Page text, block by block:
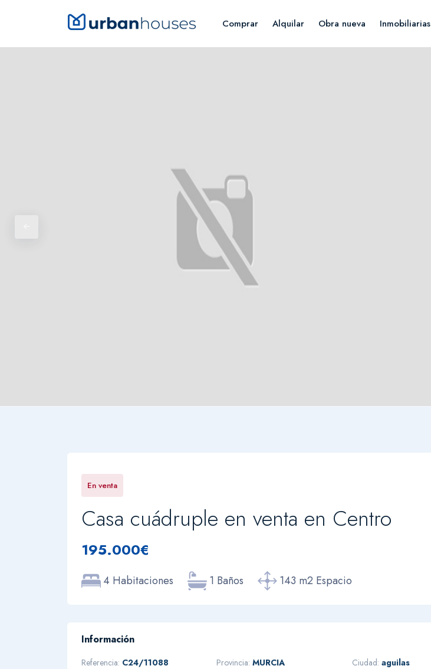
Comprar Alquilar Obra nueva Inmobiliarias
En venta
Casa cuádruple en venta en Centro
195.000€
4 Habitaciones 1 Baños 143 m2 Espacio
Información
Referencia: C24/11088 Provincia:MURCIA Ciudad: aguilas